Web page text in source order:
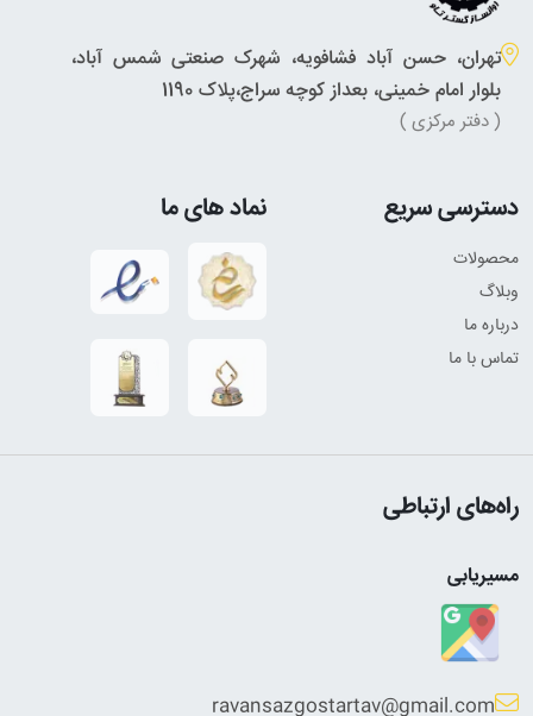
تهران، حسن آباد فشافویه، شهرک صنعتی شمس آباد،
بلوار امام خمینی، بعداز کوچه سراج،پلاک 1190
( دفتر مرکزی )
دسترسی سریع
محصولات
وبلاگ
درباره ما
تماس با ما
نماد های ما
راه‌های ارتباطی
مسیریابی
ravansazgostartav@gmail.com